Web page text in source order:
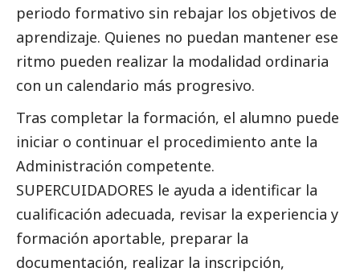
periodo formativo sin rebajar los objetivos de
aprendizaje. Quienes no puedan mantener ese
ritmo pueden realizar la modalidad ordinaria
con un calendario más progresivo.
Tras completar la formación, el alumno puede
iniciar o continuar el procedimiento ante la
Administración competente.
SUPERCUIDADORES le ayuda a identificar la
cualificación adecuada, revisar la experiencia y
formación aportable, preparar la
documentación, realizar la inscripción,